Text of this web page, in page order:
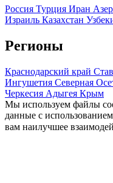
Россия Турция Иран
Израиль Казахстан
Регионы
Краснодарский край
Ингушетия Северная
Черкесия Адыгея Крым
Мы используем файлы
данные с
вам наилучшее